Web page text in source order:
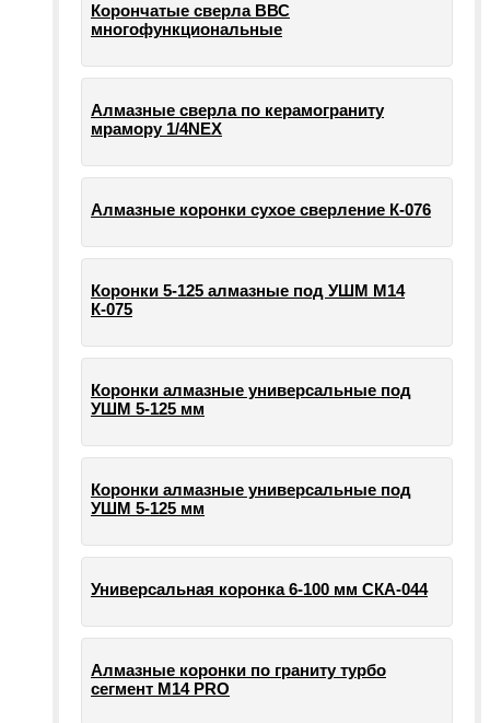
Корончатые сверла ВВС
многофункциональные
Алмазные сверла по керамограниту
мрамору 1/4NEX
Алмазные коронки сухое сверление К-076
Коронки 5-125 алмазные под УШМ М14
К-075
Коронки алмазные универсальные под
УШМ 5-125 мм
Коронки алмазные универсальные под
УШМ 5-125 мм
Универсальная коронка 6-100 мм СКА-044
Алмазные коронки по граниту турбо
сегмент М14 PRO